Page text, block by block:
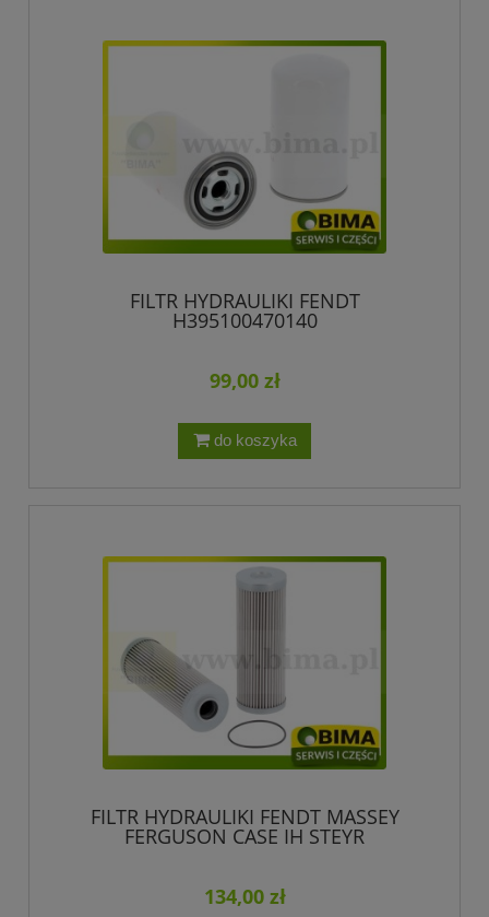
FILTR HYDRAULIKI FENDT
H395100470140
99,00 zł
do koszyka
FILTR HYDRAULIKI FENDT MASSEY
FERGUSON CASE IH STEYR
134,00 zł